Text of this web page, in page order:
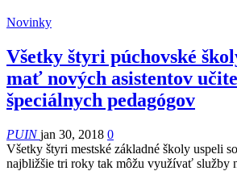
Novinky
Všetky štyri púchovské
mať nových asistentov
špeciálnych pedagógov
PUINjan 30, 2018 0
Všetky štyri mestské základné školy uspeli
najbližšie tri roky tak môžu využívať služby